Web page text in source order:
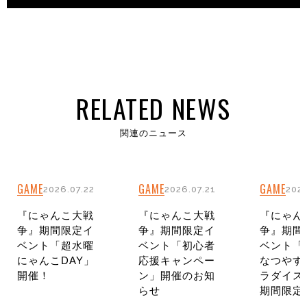
RELATED NEWS
関連のニュース
GAME2026.07.22
『にゃんこ大戦
争』期間限定イ
ベント「超水曜
にゃんこDAY」
開催！
GAME2026.07.21
『にゃんこ大戦
争』期間限定イ
ベント「初心者
応援キャンペー
ン」開催のお知
らせ
GAME
『にゃ
争』期間
ベント「
なつやす
ラダイス
期間限定